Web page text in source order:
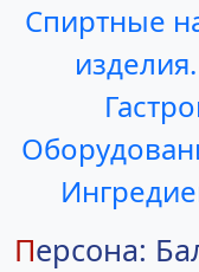
Спиртные
Персона: